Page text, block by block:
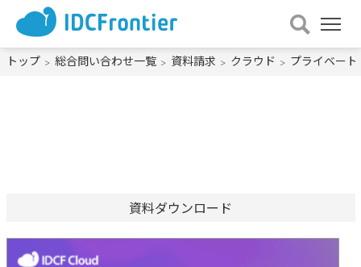
メ
ニュー
開
トップ 総合問い合わせ一覧 資料請求 クラウド プライベー
資料ダウンロード